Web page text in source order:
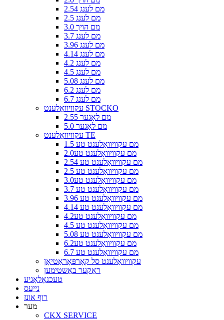
2.54 מם לענג
2.5 מם לענג
3.0 מם הויך
3.7 מם לענג
3.96 מם לענג
4.14 מם לענג
4.2 מם לענג
4.5 מם לענג
5.08 מם לענג
6.2 מם לענג
6.7 מם לענג
עקוויוואַלענט STOCKO
2.55 מם לאַגער
5.0 מם לאַגער
עקוויוואַלענט TE
1.5 מם עקוויוואַלענט טע
2.0מם עקוויוואַלענט טע
2.54 מם עקוויוואַלענט טע
2.5 מם עקוויוואַלענט טע
3.0מם עקוויוואַלענט טע
3.7 מם עקוויוואַלענט טע
3.96 מם עקוויוואַלענט טע
4.14 מם עקוויוואַלענט טע
4.2מם עקוויוואַלענט טע
4.5 מם עקוויוואַלענט טע
5.08 מם עקוויוואַלענט טע
6.2מם עקוויוואַלענט טע
6.7 מם עקוויוואַלענט טע
עקוויוואַלענט סל קאָרפּאָראַטיאָן
ראַקער באַשטימען
טעכנאָלאָגיע
נייַעס
רוף אונז
מער
CKX SERVICE